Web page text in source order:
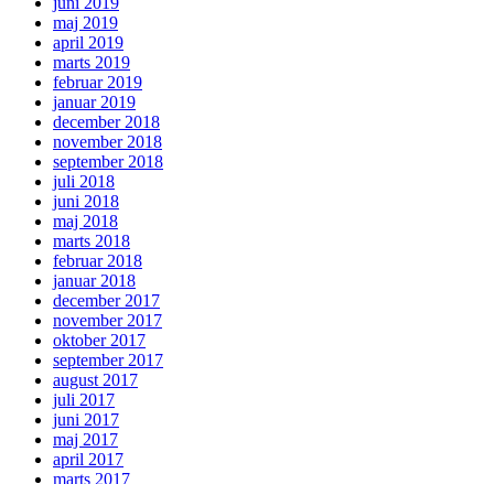
maj 2019
april 2019
marts 2019
februar 2019
januar 2019
december 2018
november 2018
september 2018
juli 2018
juni 2018
maj 2018
marts 2018
februar 2018
januar 2018
december 2017
november 2017
oktober 2017
september 2017
august 2017
juli 2017
juni 2017
maj 2017
april 2017
marts 2017